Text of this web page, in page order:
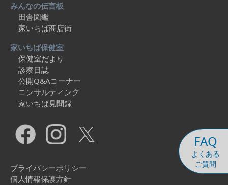
FAQ
よくある
ご質問
みんなの伝言板
田舎図鑑
家いちば商店街
家いちば保健室
保健室だより
診察日誌
公開Q&Aコーナー
コンサルティング
家いちば見聞録
プライバシーポリシー
個人情報保護方針